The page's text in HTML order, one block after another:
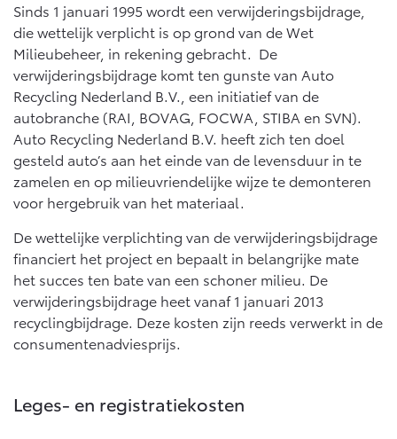
bZ4X
BATTERIJ-ELEKTRISCH
Vanaf € 39.995,-
bZ4X Touring
BATTERIJ-ELEKTRISCH
Vanaf € 48.995,-
WATERSTOF-ELEKTRISCH
Proace City (excl. BTW)
OOK ALS BATTERIJ-
ELEKTRISCH
Navigatie updates
Sinds 1 januari 1995 wordt een verwijderingsbijdrage,
die wettelijk verplicht is op grond van de Wet
Milieubeheer, in rekening gebracht. De
verwijderingsbijdrage komt ten gunste van Auto
Recycling Nederland B.V., een initiatief van de
autobranche (RAI, BOVAG, FOCWA, STIBA en SVN).
Auto Recycling Nederland B.V. heeft zich ten doel
gesteld auto’s aan het einde van de levensduur in te
zamelen en op milieuvriendelijke wijze te demonteren
voor hergebruik van het materiaal.
De wettelijke verplichting van de verwijderingsbijdrage
financiert het project en bepaalt in belangrijke mate
het succes ten bate van een schoner milieu. De
verwijderingsbijdrage heet vanaf 1 januari 2013
recyclingbijdrage. Deze kosten zijn reeds verwerkt in de
consumentenadviesprijs.
Leges- en registratiekosten